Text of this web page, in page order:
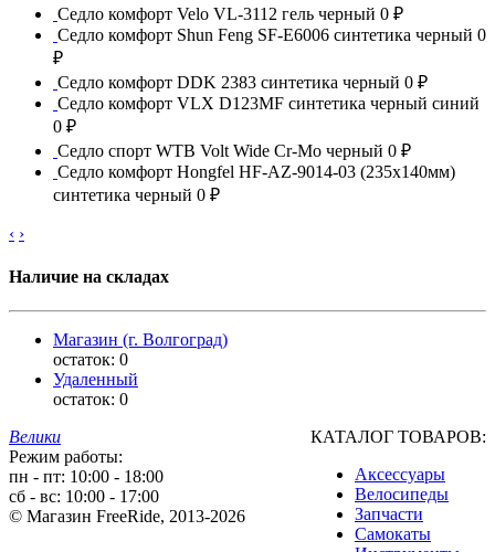
Седло комфорт Velo VL-3112 гель черный 0 ₽
Седло комфорт Shun Feng SF-E6006 синтетика черный 0
₽
Седло комфорт DDK 2383 синтетика черный 0 ₽
Седло комфорт VLX D123MF синтетика черный синий
0 ₽
Седло спорт WTB Volt Wide Сr-Mo черный 0 ₽
Седло комфорт Hongfel HF-AZ-9014-03 (235х140мм)
синтетика черный 0 ₽
‹ ›
Наличие на складах
Магазин (г. Волгоград)
остаток: 0
Удаленный
остаток: 0
Велики
Режим работы:
пн - пт: 10:00 - 18:00
сб - вс: 10:00 - 17:00
© Магазин FreeRide, 2013-2026
КАТАЛОГ ТОВАРОВ:
Аксессуары
Велосипеды
Запчасти
Самокаты